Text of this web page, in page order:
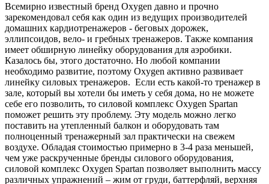
Всемирно известный бренд Oxygen давно и прочно
зарекомендовал себя как один из ведущих производителей
домашних кардиотренажеров - беговых дорожек,
эллипсоидов, вело- и гребных тренажеров. Также компания
имеет обширную линейку оборудования для аэробики.
Казалось бы, этого достаточно. Но любой компании
необходимо развитие, поэтому Oxygen активно развивает
линейку силовых тренажеров. Если есть какой-то тренажер в
зале, который вы хотели бы иметь у себя дома, но не можете
себе его позволить, то силовой комплекс Oxygen Spartan
поможет решить эту проблему. Эту модель можно легко
поставить на утепленный балкон и оборудовать там
полноценный тренажерный зал практически на свежем
воздухе. Обладая стоимостью примерно в 3-4 раза меньшей,
чем уже раскрученные бренды силового оборудования,
силовой комплекс Oxygen Spartan позволяет выполнить массу
различных упражнений – жим от груди, баттерфляй, верхняя